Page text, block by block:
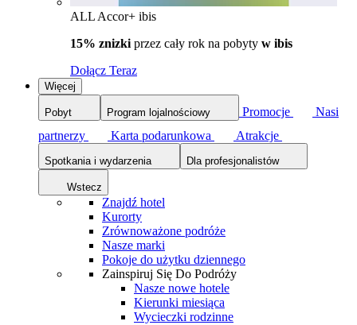
ALL Accor+ ibis
15% znizki przez cały rok na pobyty w ibis
Dołącz Teraz
Więcej
Pobyt Program lojalnościowy Promocje
Nasi
partnerzy
Karta podarunkowa Atrakcje
Spotkania i wydarzenia Dla profesjonalistów
Wstecz
Znajdź hotel
Kurorty
Zrównoważone podróże
Nasze marki
Pokoje do użytku dziennego
Zainspiruj Się Do Podróży
Nasze nowe hotele
Kierunki miesiąca
Wycieczki rodzinne